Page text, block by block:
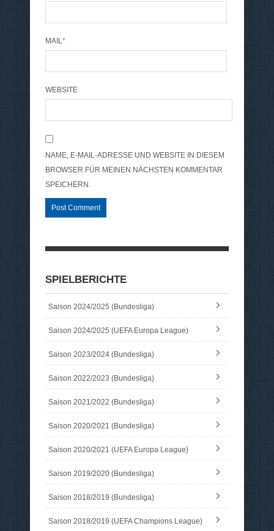
MAIL*
WEBSITE
NAME, E-MAIL-ADRESSE UND WEBSITE IN DIESEM
BROWSER FÜR MEINEN NÄCHSTEN KOMMENTAR
SPEICHERN.
SPIELBERICHTE
Saison 2024/2025 (Bundesliga)
Saison 2024/2025 (UEFA Europa League)
Saison 2023/2024 (Bundesliga)
Saison 2022/2023 (Bundesliga)
Saison 2021/2022 (Bundesliga)
Saison 2020/2021 (Bundesliga)
Saison 2020/2021 (UEFA Europa League)
Saison 2019/2020 (Bundesliga)
Saison 2018/2019 (Bundesliga)
Saison 2018/2019 (UEFA Champions League)